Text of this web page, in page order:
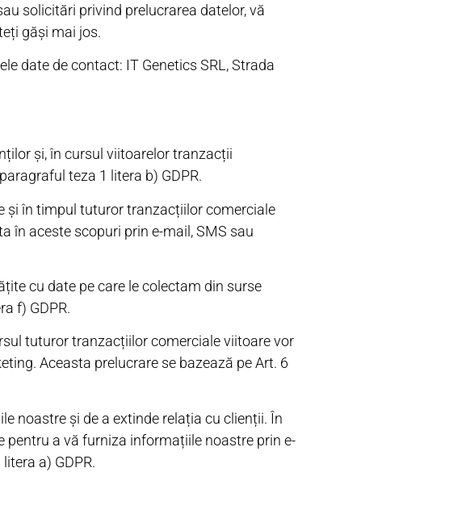
solicitări privind prelucrarea datelor, vă
găși mai jos.
date de contact: IT Genetics SRL, Strada
și, în cursul viitoarelor tranzacții
teza 1 litera b) GDPR.
și în timpul tuturor tranzacțiilor comerciale
în aceste scopuri prin e-mail, SMS sau
cu date pe care le colectam din surse
f) GDPR.
tuturor tranzacțiilor comerciale viitoare vor
Aceasta prelucrare se bazează pe Art. 6
noastre și de a extinde relația cu clienții. În
pentru a vă furniza informațiile noastre prin e-
a) GDPR.